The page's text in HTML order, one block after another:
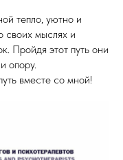
тепло, уютно и
своих мыслях и
Пройдя этот путь они
опору.
вместе со мной!